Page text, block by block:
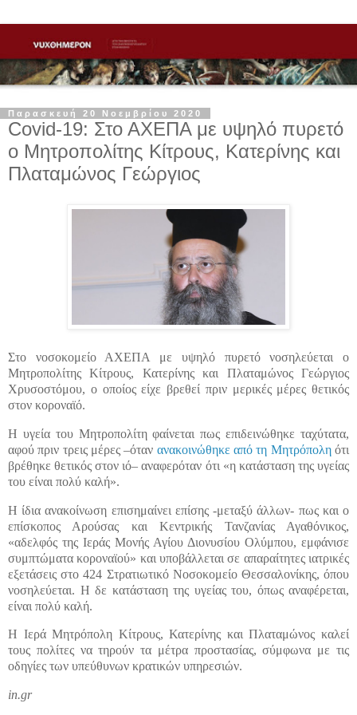
Παρασκευή 20 Νοεμβρίου 2020
Covid-19: Στο ΑΧΕΠΑ με υψηλό πυρετό
ο Μητροπολίτης Κίτρους, Κατερίνης και
Πλαταμώνος Γεώργιος
Στο νοσοκομείο ΑΧΕΠΑ με υψηλό πυρετό νοσηλεύεται ο
Μητροπολίτης Κίτρους, Κατερίνης και Πλαταμώνος Γεώργιος
Χρυσοστόμου, ο οποίος είχε βρεθεί πριν μερικές μέρες θετικός
στον κοροναϊό.
Η υγεία του Μητροπολίτη φαίνεται πως επιδεινώθηκε ταχύτατα,
αφού πριν τρεις μέρες –όταν ανακοινώθηκε από τη Μητρόποληότι
βρέθηκε θετικός στον ιό– αναφερόταν ότι «η κατάσταση της υγείας
του είναι πολύ καλή».
Η ίδια ανακοίνωση επισημαίνει επίσης -μεταξύ άλλων- πως και ο
επίσκοπος Αρούσας και Κεντρικής Τανζανίας Αγαθόνικος,
«αδελφός της Ιεράς Μονής Αγίου Διονυσίου Ολύμπου, εμφάνισε
συμπτώματα κοροναϊού» και υποβάλλεται σε απαραίτητες ιατρικές
εξετάσεις στο 424 Στρατιωτικό Νοσοκομείο Θεσσαλονίκης, όπου
νοσηλεύεται. Η δε κατάσταση της υγείας του, όπως αναφέρεται,
είναι πολύ καλή.
Η Ιερά Μητρόπολη Κίτρους, Κατερίνης και Πλαταμώνος καλεί
τους πολίτες να τηρούν τα μέτρα προστασίας, σύμφωνα με τις
οδηγίες των υπεύθυνων κρατικών υπηρεσιών.
in.gr